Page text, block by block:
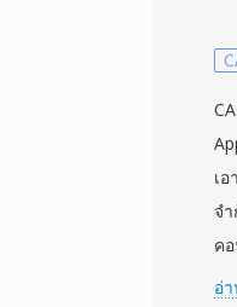
อ
เ
จ
ค
อ่